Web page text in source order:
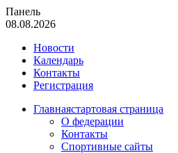
Панель
08.08.2026
Новости
Календарь
Контакты
Регистрация
Главнаястартовая страница
О федерации
Контакты
Спортивные сайты